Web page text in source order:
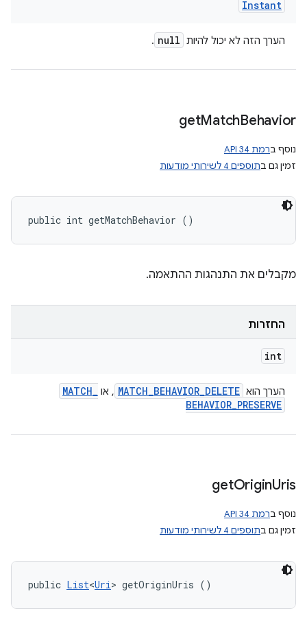
Instant
הערך הזה לא יכול להיות null
.
getMatchBehavior
נוסף ברמת API 34
זמין גם בתוספים 4 לשירותי מודעות
public int getMatchBehavior ()
מקבלים את התנהגות ההתאמה.
החזרות
int
הערך הוא MATCH_BEHAVIOR_DELETE , או MATCH_
BEHAVIOR_PRESERVE
getOriginUris
נוסף ברמת API 34
זמין גם בתוספים 4 לשירותי מודעות
public List<Uri> getOriginUris ()